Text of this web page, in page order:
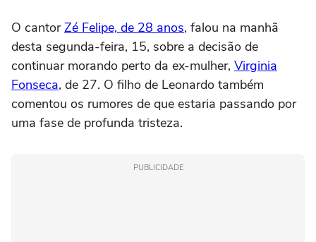
O cantorZé Felipe, de 28 anos, falou na manhã
desta segunda-feira, 15, sobre a decisão de
continuar morando perto da ex-mulher, Virginia
Fonseca, de 27. O filho de Leonardo também
comentou os rumores de que estaria passando por
uma fase de profunda tristeza.
PUBLICIDADE